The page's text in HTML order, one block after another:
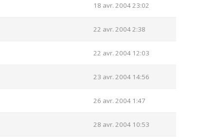
18 avr. 2004 23:02
22 avr. 2004 2:38
22 avr. 2004 12:03
23 avr. 2004 14:56
26 avr. 2004 1:47
28 avr. 2004 10:53